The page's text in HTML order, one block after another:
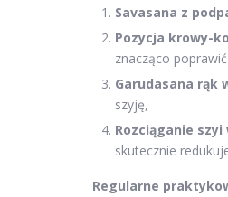
Savasana z
Pozycja krowy-
znacząco
Garudasana rąk
szyję,
Rozciąganie
skutecznie
Regularne